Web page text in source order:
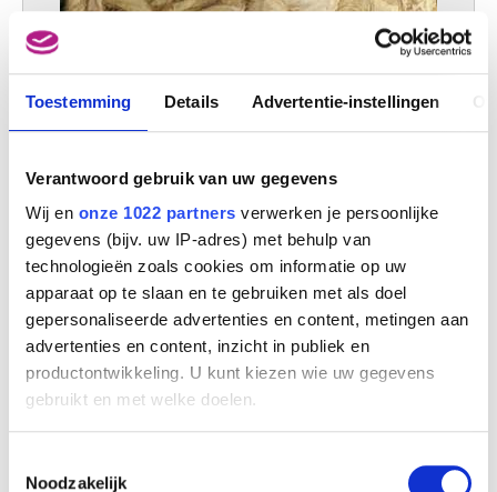
Toestemming Details Advertentie-instellingen
Verantwoord gebruik van uw gegevens
Wij en onze 1022 partners verwerken je persoonlijke
gegevens (bijv. uw IP-adres) met behulp van
technologieën zoals cookies om informatie op uw
apparaat op te slaan en te gebruiken met als doel
gepersonaliseerde advertenties en content, metingen aan
advertenties en content, inzicht in publiek en
productontwikkeling. U kunt kiezen wie uw gegevens
gebruikt en met welke doelen.
Informatie verzamelen over uw geografische
Noodzakelijk
De beklimming van de Calvarieberg